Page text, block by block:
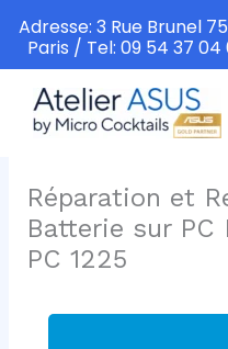
contenu
Réparation et
Batterie sur PC
PC 1225
Adresse: 3 Rue Brunel
Paris / Tel: 09 54 37 04